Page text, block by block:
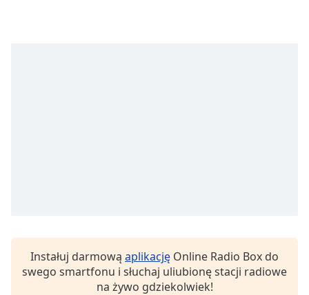
will
cancelInstałuj darmową aplikację Online Radio Box do
swego smartfonu i słuchaj uliubionę stacji radiowe
na żywo gdziekolwiek!